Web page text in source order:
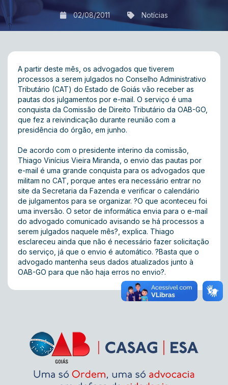
02/08/2011 Notícias
A partir deste mês, os advogados que tiverem
processos a serem julgados no Conselho Administrativo
Tributário (CAT) do Estado de Goiás vão receber as
pautas dos julgamentos por e-mail. O serviço é uma
conquista da Comissão de Direito Tributário da OAB-GO,
que fez a reivindicação durante reunião com a
presidência do órgão, em junho.
De acordo com o presidente interino da comissão,
Thiago Vinícius Vieira Miranda, o envio das pautas por
e-mail é uma grande conquista para os advogados que
militam no CAT, porque antes era necessário entrar no
site da Secretaria da Fazenda e verificar o calendário
de julgamentos para se organizar. ?O que aconteceu foi
uma inversão. O setor de informática envia para o e-mail
do advogado comunicado avisando se há processos a
serem julgados naquele mês?, explica. Thiago
esclareceu ainda que não é necessário fazer solicitação
do serviço, já que o envio é automático. ?Basta que o
advogado mantenha seus dados atualizados junto à
OAB-GO para que não haja erros no envio?.